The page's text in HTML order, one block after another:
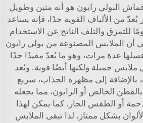
البولي رايون هو أنه متين وطويل
يُعدّ من الألياف القوية جدًا، فإنه يساعد
للتمزق والتلف الناتج عن الاستخدام
أن الملابس المصنوعة من بولي رايون
عدة مرات، وهو ما يُعدّ مفيدًا جدًا
جميلة ولكنها أيضًا قوية. ويُعد
بالإضافة إلى مظهره الجذاب، سريع
الخالص أو الرايون، مما يجعله
أو الطقس الحار. كما يمكن لهذا
بشكل ممتاز، لذا تبقى الملابس